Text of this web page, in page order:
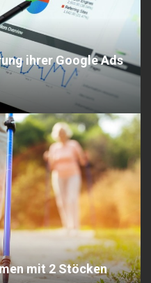
ihrer Google Ads
mit 2 Stöcken